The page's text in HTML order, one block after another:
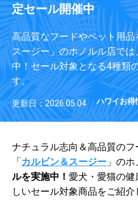
定セール開催中
高品質なフードやペット用
スージー」のホノルル店で
中！セール対象となる4種類
す。
更新日：2026.05.04 ハワイお得
ナチュラル志向＆高品質の
「カルビン＆スージー 」のホ
ルを実施中！ 愛犬・愛猫の
しいセール対象商品をご紹介